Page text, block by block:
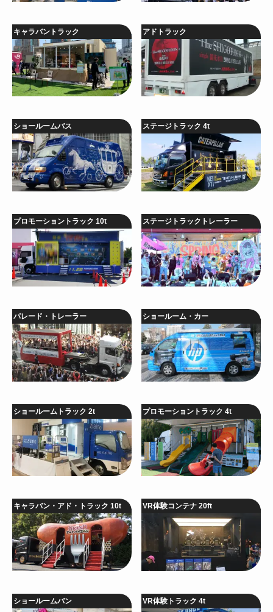
キャラバントラック アドトラック
ショールームバス ステージトラック 4t
プロモーショントラック 10t ステージトラックトレーラー
パレード・トレーラー ショールーム・カー
ショールームトラック 2t プロモーショントラック 4t
キャラバン・アド・トラック 10t VR体験コンテナ 20ft
ショールームバン VR体験トラック 4t